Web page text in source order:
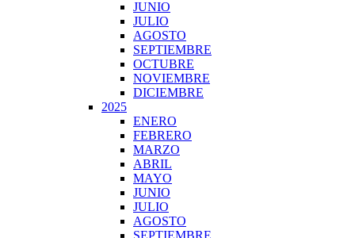
JUNIO
JULIO
AGOSTO
SEPTIEMBRE
OCTUBRE
NOVIEMBRE
DICIEMBRE
2025
ENERO
FEBRERO
MARZO
ABRIL
MAYO
JUNIO
JULIO
AGOSTO
SEPTIEMBRE